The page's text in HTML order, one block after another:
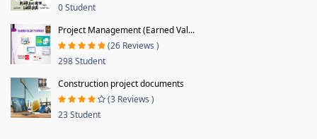
0 Student
Project Management (Earned Val...
(26 Reviews )
298 Student
Construction project documents
(3 Reviews )
23 Student